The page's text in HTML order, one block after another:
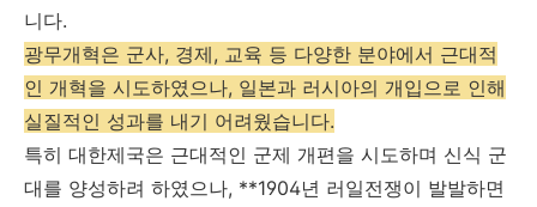
니다.
광무개혁은 군사, 경제, 교육 등 다양한 분야에서 근대적
인 개혁을 시도하였으나, 일본과 러시아의 개입으로 인해
실질적인 성과를 내기 어려웠습니다.
특히 대한제국은 근대적인 군제 개편을 시도하며 신식 군
대를 양성하려 하였으나, **1904년 러일전쟁이 발발하면